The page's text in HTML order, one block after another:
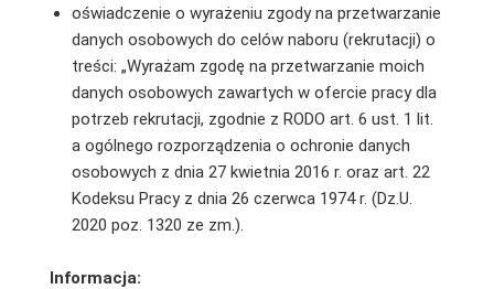
oświadczenie o wyrażeniu zgody na przetwarzanie
danych osobowych do celów naboru (rekrutacji) o
treści: „Wyrażam zgodę na przetwarzanie moich
danych osobowych zawartych w ofercie pracy dla
potrzeb rekrutacji, zgodnie z RODO art. 6 ust. 1 lit.
a ogólnego rozporządzenia o ochronie danych
osobowych z dnia 27 kwietnia 2016 r. oraz art. 22
Kodeksu Pracy z dnia 26 czerwca 1974 r. (Dz.U.
2020 poz. 1320 ze zm.).
Informacja: